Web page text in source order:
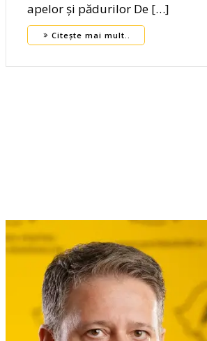
apelor și pădurilor De […]
Citește mai mult..